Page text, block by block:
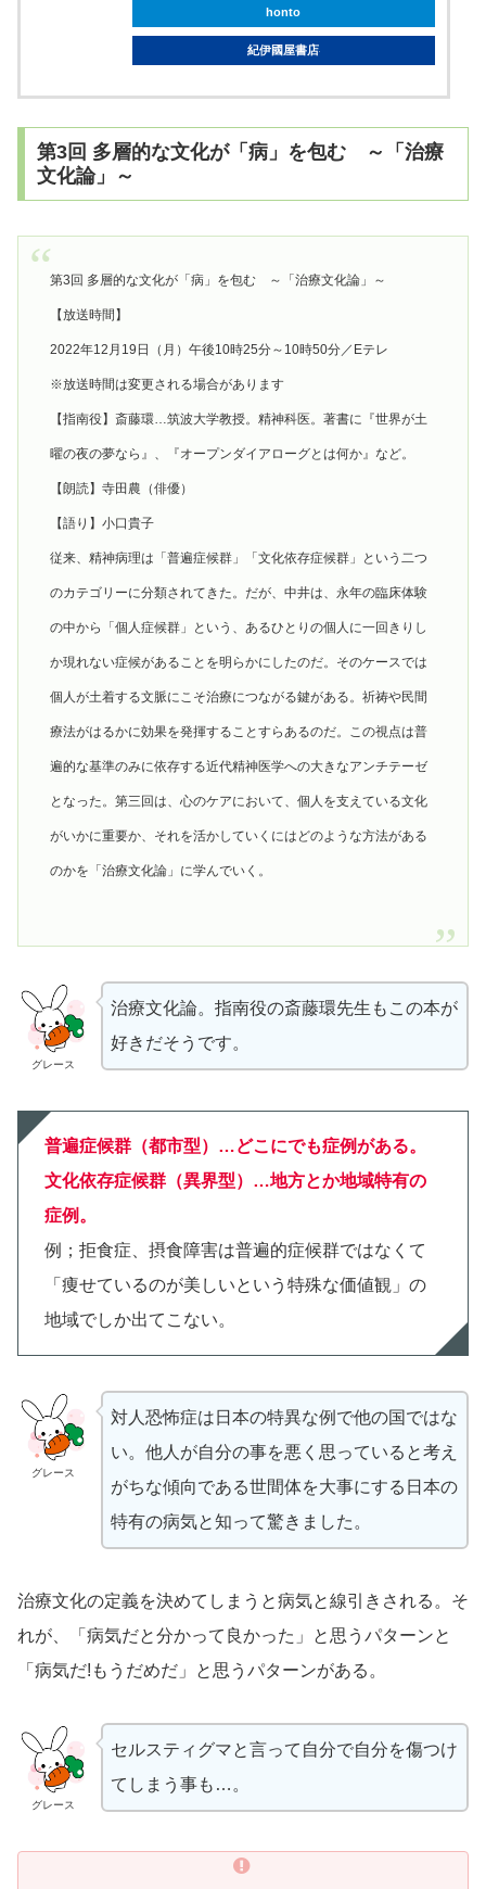
honto
紀伊國屋書店
第3回 多層的な文化が「病」を包む ～「治療
文化論」～
第3回 多層的な文化が「病」を包む ～「治療文化論」～
【放送時間】
2022年12月19日（月）午後10時25分～10時50分／Eテレ
※放送時間は変更される場合があります
【指南役】斎藤環…筑波大学教授。精神科医。著書に『世界が土
曜の夜の夢なら』、『オープンダイアローグとは何か』など。
【朗読】寺田農（俳優）
【語り】小口貴子
従来、精神病理は「普遍症候群」「文化依存症候群」という二つ
のカテゴリーに分類されてきた。だが、中井は、永年の臨床体験
の中から「個人症候群」という、あるひとりの個人に一回きりし
か現れない症候があることを明らかにしたのだ。そのケースでは
個人が土着する文脈にこそ治療につながる鍵がある。祈祷や民間
療法がはるかに効果を発揮することすらあるのだ。この視点は普
遍的な基準のみに依存する近代精神医学への大きなアンチテーゼ
となった。第三回は、心のケアにおいて、個人を支えている文化
がいかに重要か、それを活かしていくにはどのような方法がある
のかを「治療文化論」に学んでいく。
グレース
治療文化論。指南役の斎藤環先生もこの本が
好きだそうです。
普遍症候群（都市型）…どこにでも症例がある。
文化依存症候群（異界型）…地方とか地域特有の
症例。
例；拒食症、摂食障害は普遍的症候群ではなくて
「痩せているのが美しいという特殊な価値観」の
地域でしか出てこない。
グレース
対人恐怖症は日本の特異な例で他の国ではな
い。他人が自分の事を悪く思っていると考え
がちな傾向である世間体を大事にする日本の
特有の病気と知って驚きました。
治療文化の定義を決めてしまうと病気と線引きされる。そ
れが、「病気だと分かって良かった」と思うパターンと
「病気だ!もうだめだ」と思うパターンがある。
グレース
セルスティグマと言って自分で自分を傷つけ
てしまう事も…。